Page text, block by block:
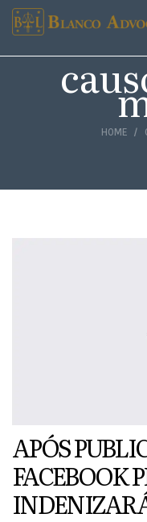
HOME
APÓS
FACEBOOK